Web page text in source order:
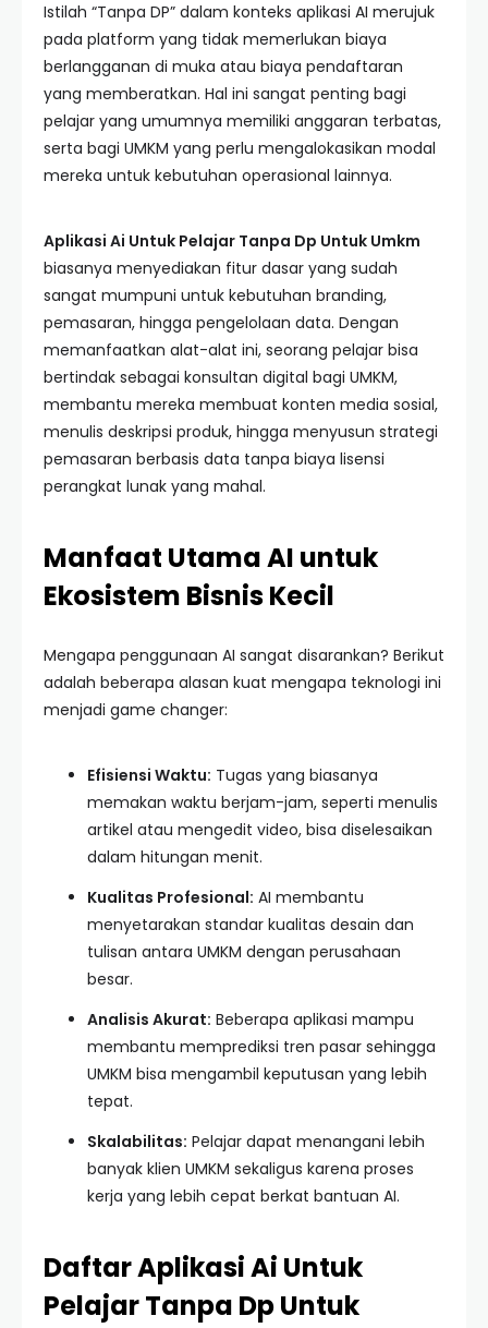
Istilah “Tanpa DP” dalam konteks aplikasi AI merujuk
pada platform yang tidak memerlukan biaya
berlangganan di muka atau biaya pendaftaran
yang memberatkan. Hal ini sangat penting bagi
pelajar yang umumnya memiliki anggaran terbatas,
serta bagi UMKM yang perlu mengalokasikan modal
mereka untuk kebutuhan operasional lainnya.
Aplikasi Ai Untuk Pelajar Tanpa Dp Untuk Umkm
biasanya menyediakan fitur dasar yang sudah
sangat mumpuni untuk kebutuhan branding,
pemasaran, hingga pengelolaan data. Dengan
memanfaatkan alat-alat ini, seorang pelajar bisa
bertindak sebagai konsultan digital bagi UMKM,
membantu mereka membuat konten media sosial,
menulis deskripsi produk, hingga menyusun strategi
pemasaran berbasis data tanpa biaya lisensi
perangkat lunak yang mahal.
Manfaat Utama AI untuk
Ekosistem Bisnis Kecil
Mengapa penggunaan AI sangat disarankan? Berikut
adalah beberapa alasan kuat mengapa teknologi ini
menjadi game changer:
Efisiensi Waktu: Tugas yang biasanya
memakan waktu berjam-jam, seperti menulis
artikel atau mengedit video, bisa diselesaikan
dalam hitungan menit.
Kualitas Profesional: AI membantu
menyetarakan standar kualitas desain dan
tulisan antara UMKM dengan perusahaan
besar.
Analisis Akurat: Beberapa aplikasi mampu
membantu memprediksi tren pasar sehingga
UMKM bisa mengambil keputusan yang lebih
tepat.
Skalabilitas: Pelajar dapat menangani lebih
banyak klien UMKM sekaligus karena proses
kerja yang lebih cepat berkat bantuan AI.
Daftar Aplikasi Ai Untuk
Pelajar Tanpa Dp Untuk